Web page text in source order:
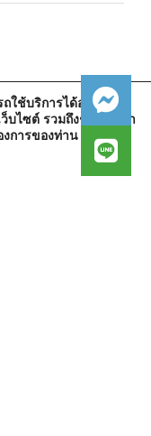
บลวัดตูม
หวัดพระนครศรีอยุธยา
ใช้บริการได้อย่างต่อ
บไซต์ รวมถึงช่วยให้เรา
การของท่าน โดย